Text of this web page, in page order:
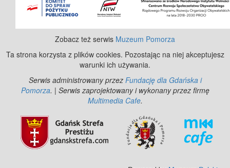
Zobacz też serwis Muzeum Pomorza
Ta strona korzysta z plików cookies. Pozostając na niej akceptujesz
warunki ich używania.
Serwis administrowany przez Fundację dla Gdańska i
Pomorza. | Serwis zaprojektowany i wykonany przez firmę
Multimedia Cafe.